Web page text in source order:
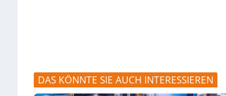
DAS KÖNNTE SIE AUCH INTERESSIEREN